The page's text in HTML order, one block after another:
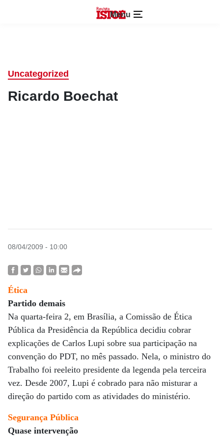
Menu
Uncategorized
Ricardo Boechat
08/04/2009 - 10:00
Ética
Partido demais
Na quarta-feira 2, em Brasília, a Comissão de Ética
Pública da Presidência da República decidiu cobrar
explicações de Carlos Lupi sobre sua participação na
convenção do PDT, no mês passado. Nela, o ministro do
Trabalho foi reeleito presidente da legenda pela terceira
vez. Desde 2007, Lupi é cobrado para não misturar a
direção do partido com as atividades do ministério.
Segurança Pública
Quase intervenção